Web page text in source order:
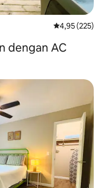
Nilai rata-rata
4,95 (225)
dengan AC